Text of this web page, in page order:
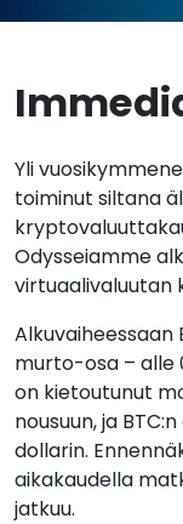
Yli
toiminut siltana
Odysseiamme
virtuaalivaluutan
Alkuvaiheessaan
murto-osa – alle
on kietoutunut
nousuun, ja
dollarin.
aikakaudella
jatkuu.